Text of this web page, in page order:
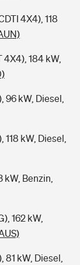
4X4), 118
4X4), 184 kW,
96 kW, Diesel,
kW, Diesel,
kW, Benzin,
162 kW,
81 kW, Diesel,